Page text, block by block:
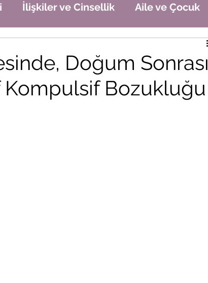
İlişkiler ve Cinsellik Aile ve Çocuk
Doğum Sonrası
Kompulsif Bozukluğu